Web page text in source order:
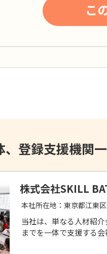
こ
登録支援機関
株式会社SKILL
本社所在地： 東京都江東
当社は、単なる人材紹
までを一体で支援する